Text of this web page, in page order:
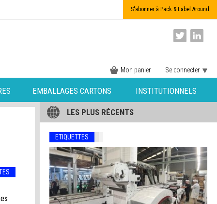
S'abonner à Pack & Label Around
Mon panier Se connecter
EMBALLAGES CARTONS INSTITUTIONNELS
LES PLUS RÉCENTS
ETIQUETTES